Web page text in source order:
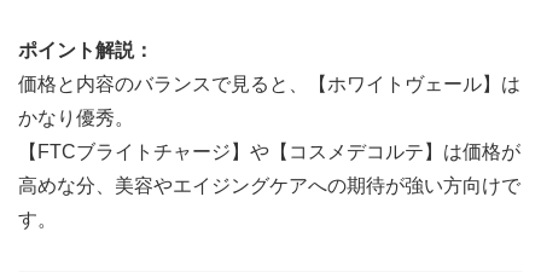
ポイント解説：
価格と内容のバランスで見ると、【ホワイトヴェール】は
かなり優秀。
【FTCブライトチャージ】や【コスメデコルテ】は価格が
高めな分、美容やエイジングケアへの期待が強い方向けで
す。